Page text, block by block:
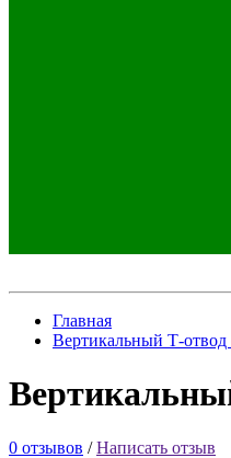
Главная
Вертикальный Т-
0 отзывов /Написать отзыв